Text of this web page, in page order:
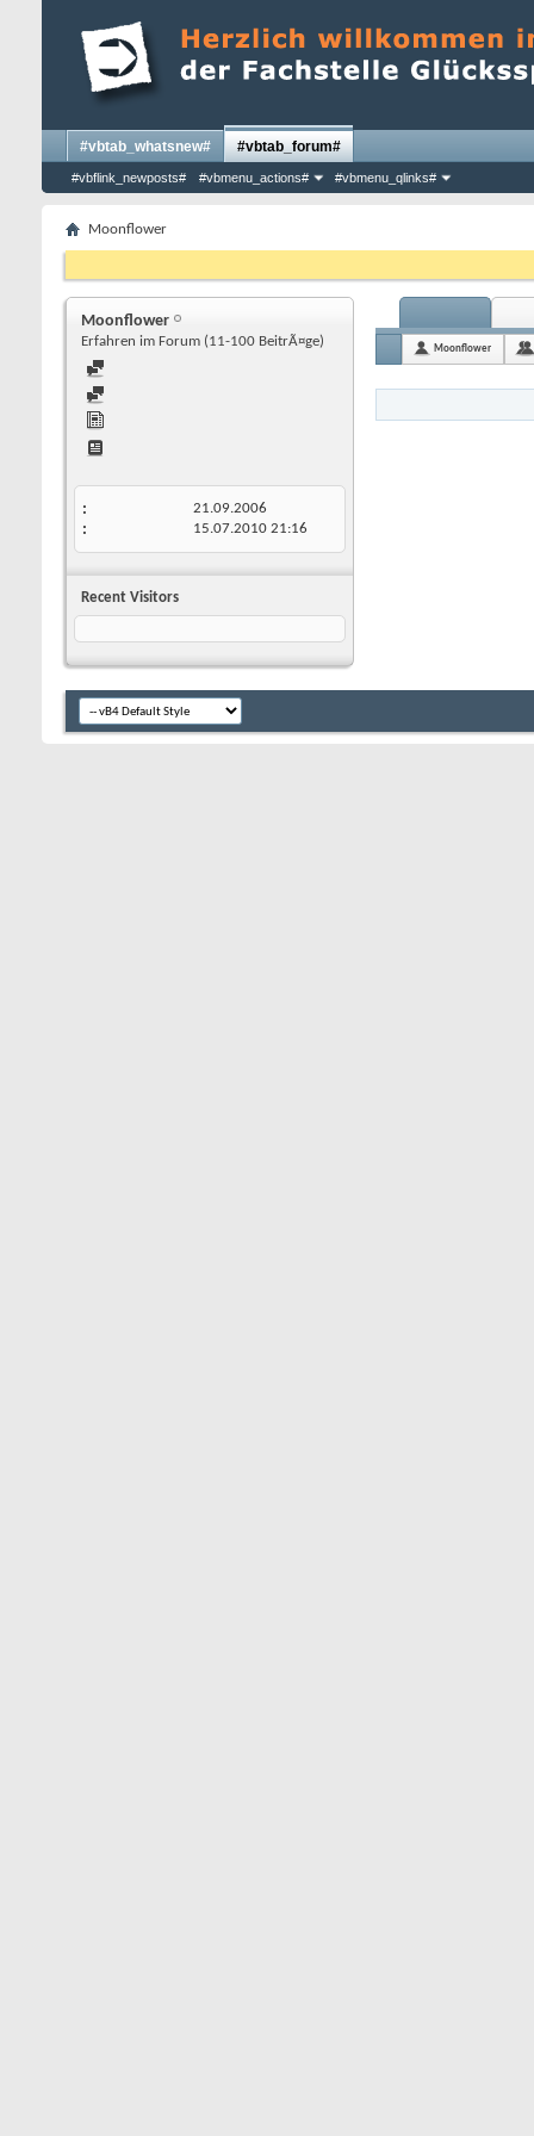
#vbtab_whatsnew# #vbtab_forum#
#vbflink_newposts# #vbmenu_actions# #vbmenu_qlinks#
Moonflower
Moonflower
Erfahren im Forum (11-100 BeitrÃ¤ge)
21.09.2006
15.07.2010 21:16
Recent Visitors
Moonflower